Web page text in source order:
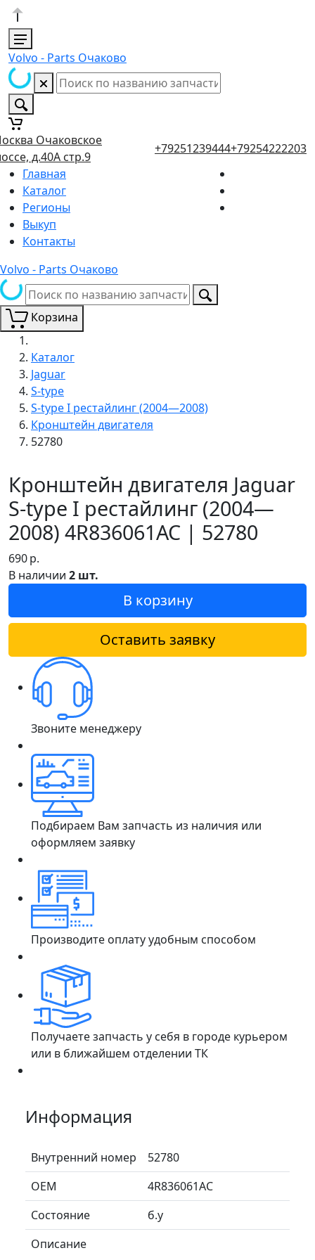
Volvo - Parts Очаково
Очаковское
д.40А стр.9
+79251239444+79254222203
Главная
Каталог
Регионы
Выкуп
Контакты
Volvo - Parts Очаково
Корзина
Каталог
Jaguar
S-type
S-type I рестайлинг (2004—2008)
Кронштейн двигателя
52780
Кронштейн двигателя Jaguar
S-type I рестайлинг (2004—
2008) 4R836061AC | 52780
690р.
В наличии 2 шт.
В корзину
Оставить заявку
Звоните менеджеру
Подбираем Вам запчасть из наличия или
оформляем заявку
Производите оплату удобным способом
Получаете запчасть у себя в городе курьером
или в ближайшем отделении ТК
Информация
Внутренний номер
52780
ОЕМ
4R836061AC
Состояние
б.у
Описание